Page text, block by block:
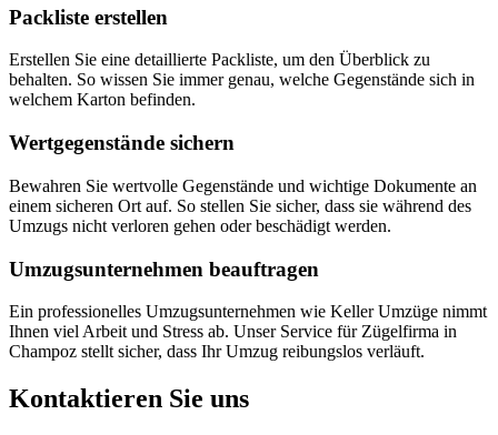
Packliste erstellen
Erstellen Sie eine detaillierte Packliste, um den Überblick zu
behalten. So wissen Sie immer genau, welche Gegenstände sich in
welchem Karton befinden.
Wertgegenstände sichern
Bewahren Sie wertvolle Gegenstände und wichtige Dokumente an
einem sicheren Ort auf. So stellen Sie sicher, dass sie während des
Umzugs nicht verloren gehen oder beschädigt werden.
Umzugsunternehmen beauftragen
Ein professionelles Umzugsunternehmen wie Keller Umzüge nimmt
Ihnen viel Arbeit und Stress ab. Unser Service für Zügelfirma in
Champoz stellt sicher, dass Ihr Umzug reibungslos verläuft.
Kontaktieren Sie uns